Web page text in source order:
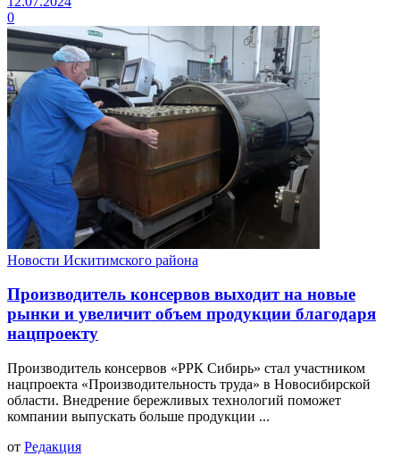
0
Новости Искитимского района
Производитель консервов выходит на новые
рынки и увеличит объем продукции благодаря
нацпроекту
Производитель консервов «РРК Сибирь» стал участником
нацпроекта «Производительность труда» в Новосибирской
области. Внедрение бережливых технологий поможет
компании выпускать больше продукции ...
от Редакция